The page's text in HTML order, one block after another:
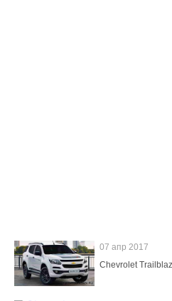
07 апр 2017
Chevrolet